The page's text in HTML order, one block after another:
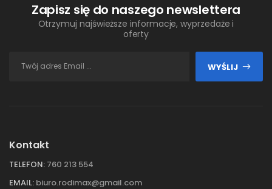
Zapisz się do naszego newslettera
Otrzymuj najświeższe informacje, wyprzedaże i
oferty
WYŚLIJ
Kontakt
TELEFON: 760 213 554
EMAIL: biuro.rodimax@gmail.com